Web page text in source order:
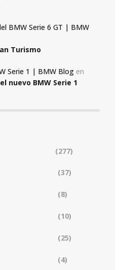
BMW Serie 6 GT | BMW
Turismo
Serie 1 | BMW Blog en
nuevo BMW Serie 1
(277)
(37)
(8)
(10)
(25)
(4)